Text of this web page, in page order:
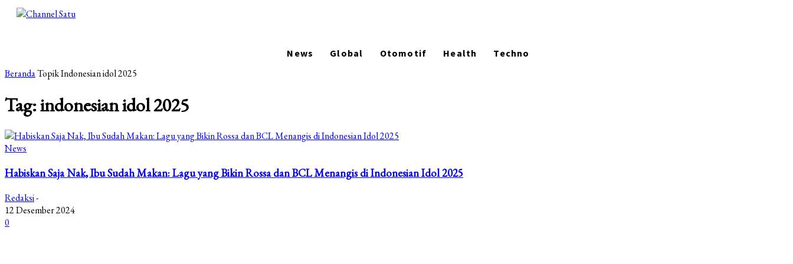
News Global Otomotif Health Techno
BerandaTopikIndonesian idol 2025
Tag: indonesian idol 2025
News
Habiskan Saja Nak, Ibu Sudah Makan: Lagu yang Bikin Rossa dan BCL Menangis di Indonesian Idol 2025
Redaksi-
12 Desember 2024
0